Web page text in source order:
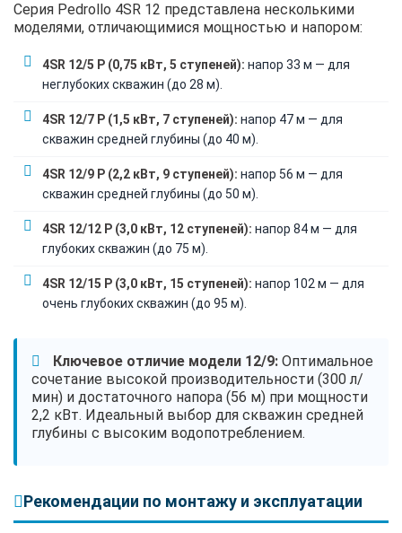
Серия Pedrollo 4SR 12 представлена несколькими
моделями, отличающимися мощностью и напором:
4SR 12/5 P (0,75 кВт, 5 ступеней): напор 33 м — для
неглубоких скважин (до 28 м).
4SR 12/7 P (1,5 кВт, 7 ступеней): напор 47 м — для
скважин средней глубины (до 40 м).
4SR 12/9 P (2,2 кВт, 9 ступеней): напор 56 м — для
скважин средней глубины (до 50 м).
4SR 12/12 P (3,0 кВт, 12 ступеней): напор 84 м — для
глубоких скважин (до 75 м).
4SR 12/15 P (3,0 кВт, 15 ступеней): напор 102 м — для
очень глубоких скважин (до 95 м).
Ключевое отличие модели 12/9: Оптимальное
сочетание высокой производительности (300 л/
мин) и достаточного напора (56 м) при мощности
2,2 кВт. Идеальный выбор для скважин средней
глубины с высоким водопотреблением.
Рекомендации по монтажу и эксплуатации